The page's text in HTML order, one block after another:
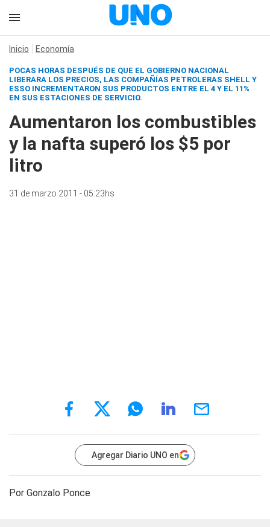
Inicio Economía
POCAS HORAS DESPUÉS DE QUE EL GOBIERNO NACIONAL
LIBERARA LOS PRECIOS, LAS COMPAÑÍAS PETROLERAS SHELL Y
ESSO INCREMENTARON SUS PRODUCTOS ENTRE EL 4 Y EL 11%
EN SUS ESTACIONES DE SERVICIO.
Aumentaron los combustibles
y la nafta superó los $5 por
litro
31 de marzo 2011 - 05:23hs
Agregar Diario UNO en
Por Gonzalo Ponce